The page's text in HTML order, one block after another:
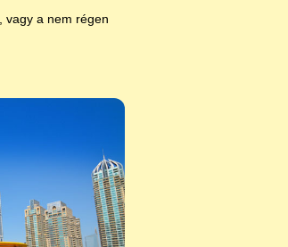
vagy a nem régen